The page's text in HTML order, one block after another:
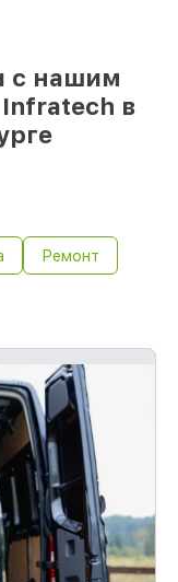
с нашим
в
Ремонт